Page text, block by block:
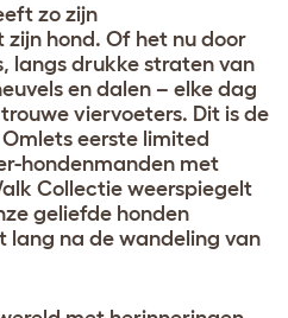
zo zijn
hond. Of het nu door
langs drukke straten van
en dalen – elke dag
viervoeters. Dit is de
eerste limited
hondenmanden met
Collectie weerspiegelt
geliefde honden
na de wandeling van